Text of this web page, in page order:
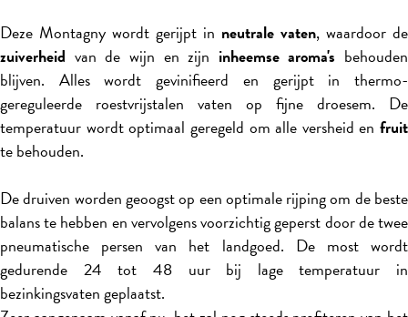
Deze Montagny wordt gerijpt in neutrale vaten, waardoor de
zuiverheid van de wijn en zijn inheemse aroma's behouden
blijven. Alles wordt gevinifieerd en gerijpt in thermo-
gereguleerde roestvrijstalen vaten op fijne droesem. De
temperatuur wordt optimaal geregeld om alle versheid en fruit
te behouden.
De druiven worden geoogst op een optimale rijping om de beste
balans te hebben en vervolgens voorzichtig geperst door de twee
pneumatische persen van het landgoed. De most wordt
gedurende 24 tot 48 uur bij lage temperatuur in
bezinkingsvaten geplaatst.